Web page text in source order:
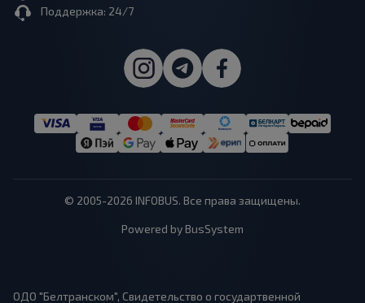
Поддержка: 24/7
© 2005-2026 INFOBUS. Все права защищены.
Powered by BusSystem
ОДО "Белтранском", Свидетельство о государтвенной